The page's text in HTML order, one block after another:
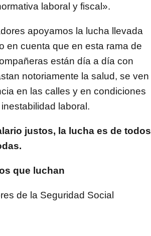
laboral y fiscal».
apoyamos la lucha llevada
en cuenta que en esta rama de
están día a día con
notoriamente la salud, se ven
en las calles y en condiciones
laboral.
justos, la lucha es de todos
que luchan
de la Seguridad Social